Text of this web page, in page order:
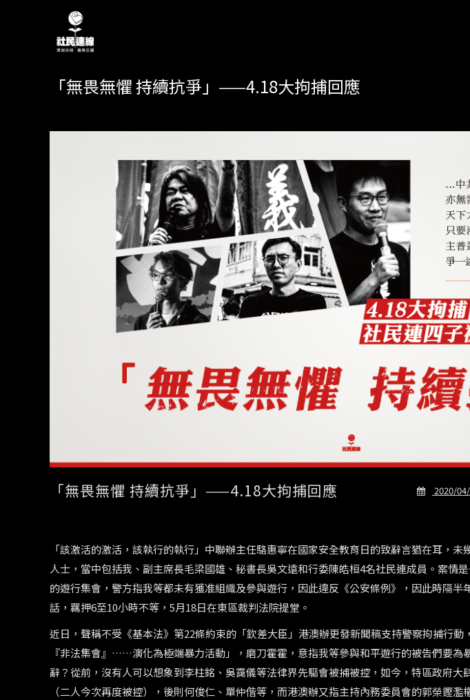
「無畏無懼 持續抗爭」——4.18大拘捕回應
「無畏無懼 持續抗爭」——4.18大拘捕回應 2020/
「該激活的激活，該執行的執行」中聯辦主任駱惠寧在國家安全教育日的致辭言猶在耳，
人士，當中包括我、副主席長毛梁國雄、秘書長吳文遠和行委陳皓桓4名社民連成員。案情
的遊行集會，警方指我等都未有獲准組織及參與遊行，因此違反《公安條例》，因此時隔
話，羈押6至10小時不等， 5月18日在東區裁判法院提堂。
近日，聲稱不受《基本法》第22條約束的「欽差大臣」港澳辦更發新聞稿支持警察拘捕行
『非法集會』 ……演化為極端暴力活動」，磨刀霍霍，意指我等參與和平遊行的被告們要為
辭？從前，沒有人可以想象到李柱銘、吳靄儀等法律界先驅會被捕被控，如今，特區政府大
（二人今次再度被控），後則何俊仁、單仲偕等，而港澳辦又指主持內務委員會的郭榮鏗